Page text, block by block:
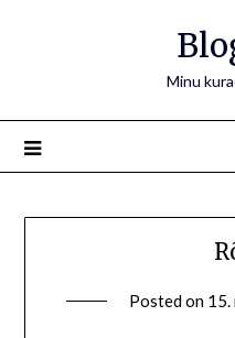
Minu
Posted on 15.